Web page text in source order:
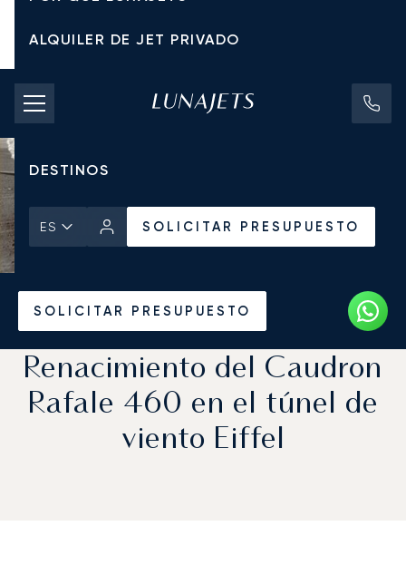
ALQUILER DE JET PRIVADO
TARIFAS DE CHÁRTER
JETS PRIVADOS
DESTINOS
ES SOLICITAR PRESUPUESTO
SOLICITAR PRESUPUESTO
Renacimiento del Caudron
Rafale 460 en el túnel de
viento Eiffel